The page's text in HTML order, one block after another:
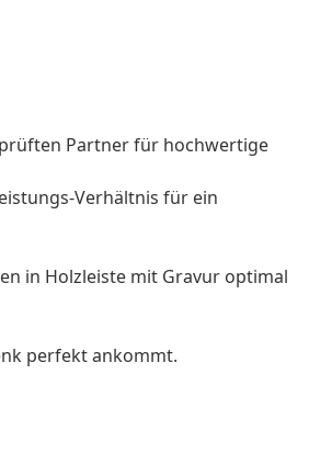
Partner für hochwertige
Verhältnis für ein
in Holzleiste mit Gravur optimal
perfekt ankommt.